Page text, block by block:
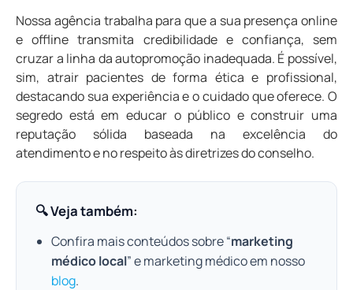
Nossa agência trabalha para que a sua presença online
e offline transmita credibilidade e confiança, sem
cruzar a linha da autopromoção inadequada. É possível,
sim, atrair pacientes de forma ética e profissional,
destacando sua experiência e o cuidado que oferece. O
segredo está em educar o público e construir uma
reputação sólida baseada na excelência do
atendimento e no respeito às diretrizes do conselho.
🔍 Veja também:
Confira mais conteúdos sobre “marketing
médico local” e marketing médico em nosso
blog.